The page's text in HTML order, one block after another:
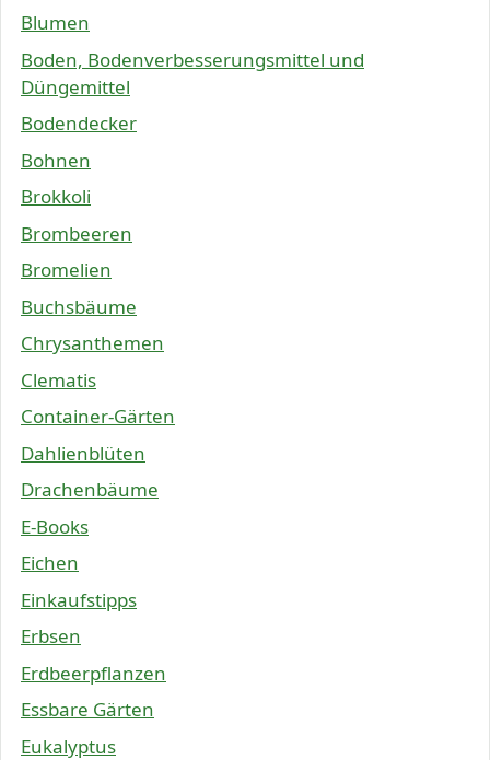
Blumen
Boden, Bodenverbesserungsmittel und
Düngemittel
Bodendecker
Bohnen
Brokkoli
Brombeeren
Bromelien
Buchsbäume
Chrysanthemen
Clematis
Container-Gärten
Dahlienblüten
Drachenbäume
E-Books
Eichen
Einkaufstipps
Erbsen
Erdbeerpflanzen
Essbare Gärten
Eukalyptus